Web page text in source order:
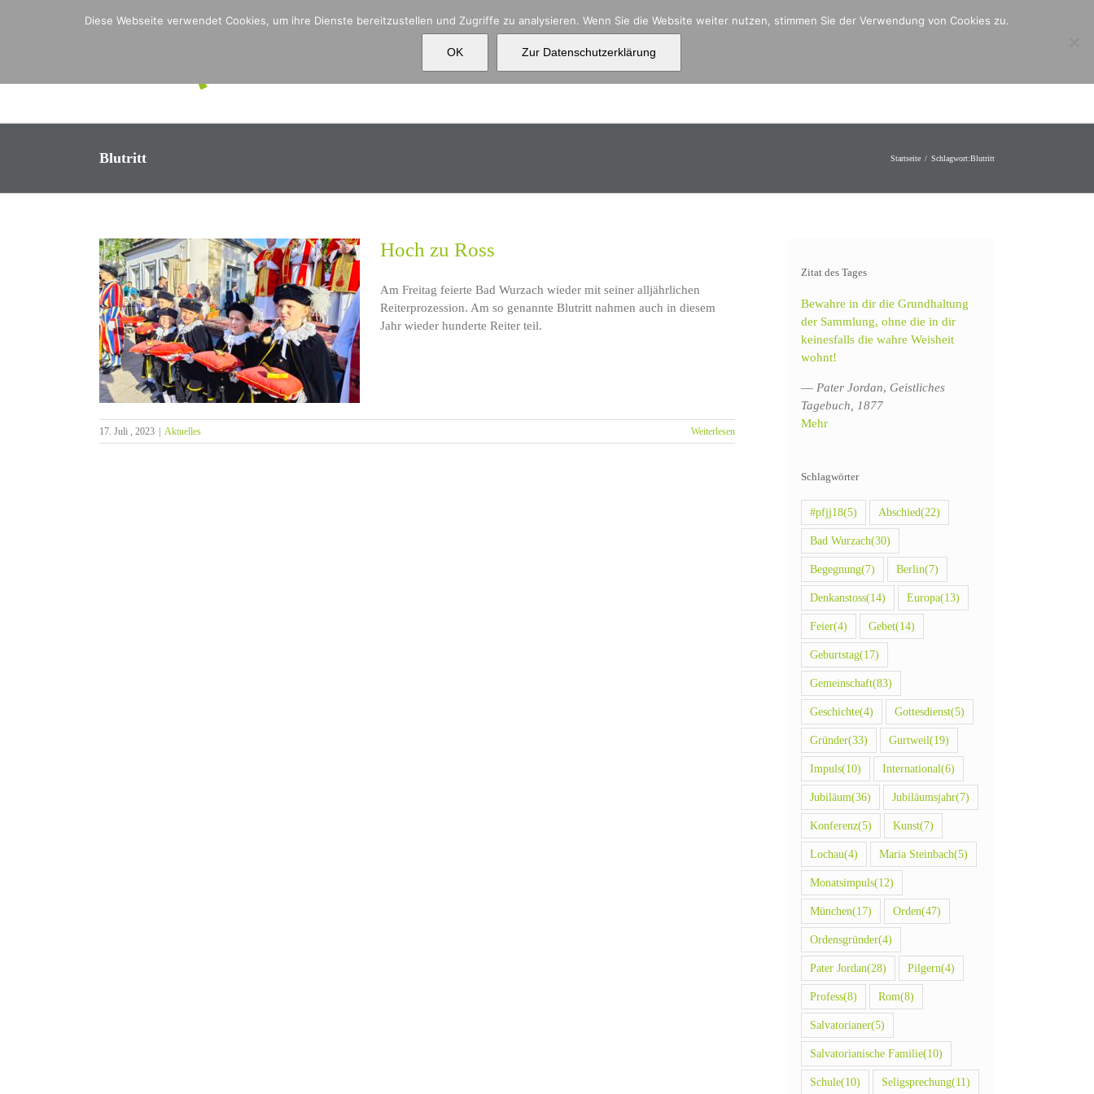
Aktuelles Über uns
Blutritt Startseite Schlagwort:Blutritt
Hoch zu Ross
Am Freitag feierte Bad Wurzach wieder mit seiner alljährlichen
Reiterprozession. Am so genannte Blutritt nahmen auch in diesem
Jahr wieder hunderte Reiter teil.
17. Juli , 2023 Aktuelles Weiterlesen
Zitat des Tages
Bewahre in dir die Grundhaltung
der Sammlung, ohne die in dir
keinesfalls die wahre Weisheit
wohnt!
— Pater Jordan, Geistliches
Tagebuch, 1877
Mehr
Schlagwörter
#pfjj18(5) Abschied(22)
Bad Wurzach(30)
Begegnung(7) Berlin(7)
Denkanstoss(14) Europa(13)
Feier(4) Gebet(14)
Geburtstag(17)
Gemeinschaft(83)
Geschichte(4) Gottesdienst(5)
Gründer(33) Gurtweil(19)
Impuls(10) International(6)
Jubiläum(36) Jubiläumsjahr(7)
Konferenz(5) Kunst(7)
Lochau(4) Maria Steinbach(5)
Monatsimpuls(12)
München(17) Orden(47)
Ordensgründer(4)
Pater Jordan(28) Pilgern(4)
Profess(8) Rom(8)
Salvatorianer(5)
Salvatorianische Familie(10)
Schule(10) Seligsprechung(11)
Diese Webseite verwendet Cookies, um ihre Dienste bereitzustellen und Zugriffe zu analysieren. Wenn Sie die Website weiter nutzen, stimmen Sie der Verwendung von Cookies zu.
OK Zur Datenschutzerklärung